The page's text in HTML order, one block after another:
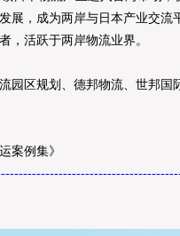
展，成为两岸与日本产业交流
，活跃于两岸物流业界。
园区规划、德邦物流、世邦国
案例集》